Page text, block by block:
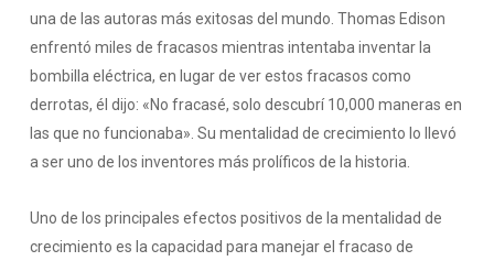
una de las autoras más exitosas del mundo. Thomas Edison
enfrentó miles de fracasos mientras intentaba inventar la
bombilla eléctrica, en lugar de ver estos fracasos como
derrotas, él dijo: «No fracasé, solo descubrí 10,000 maneras en
las que no funcionaba». Su mentalidad de crecimiento lo llevó
a ser uno de los inventores más prolíficos de la historia.
Uno de los principales efectos positivos de la mentalidad de
crecimiento es la capacidad para manejar el fracaso de